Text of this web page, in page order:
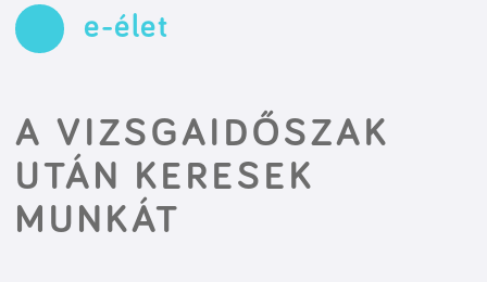
e-élet
A VIZSGAIDŐSZAK
UTÁN KERESEK
MUNKÁT